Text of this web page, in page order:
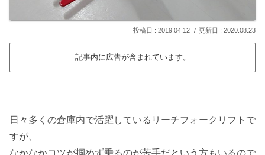
2019.04.12 2020.08.23
記事内に広告が含まれています。
日々多くの倉庫内で活躍しているリーチフォークリフトで
すが、
なかなかコツが掴めず乗るのが苦手だという方もいるので